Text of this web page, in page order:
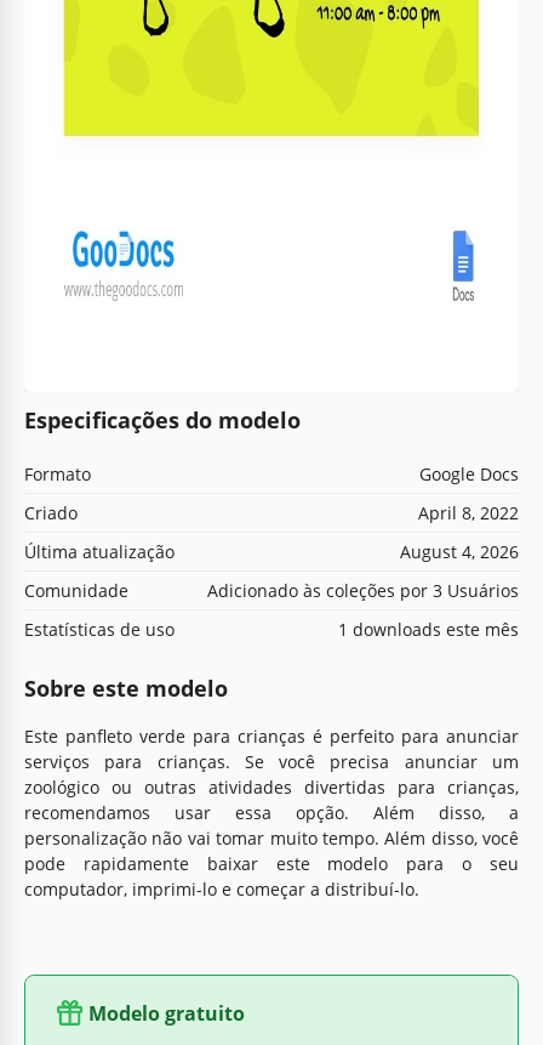
Especificações do modelo
Formato
Google Docs
Criado
April 8, 2022
Última atualização
August 4, 2026
Comunidade
Adicionado às coleções por 3 Usuários
Estatísticas de uso
1 downloads este mês
Sobre este modelo
Este panfleto verde para crianças é perfeito para anunciar
serviços para crianças. Se você precisa anunciar um
zoológico ou outras atividades divertidas para crianças,
recomendamos usar essa opção. Além disso, a
personalização não vai tomar muito tempo. Além disso, você
pode rapidamente baixar este modelo para o seu
computador, imprimi-lo e começar a distribuí-lo.
Modelo gratuito